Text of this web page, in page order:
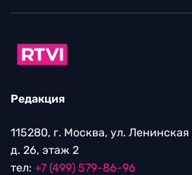
Редакция
115280, г. Москва, ул. Ленинская
д. 26, этаж 2
тел: +7 (499) 579-86-96